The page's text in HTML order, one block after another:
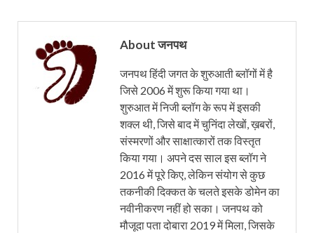
About जनपथ
जनपथ हिंदी जगत के शुरुआती ब्लॉगों में है
जिसे 2006 में शुरू किया गया था।
शुरुआत में निजी ब्लॉग के रूप में इसकी
शक्ल थी, जिसे बाद में चुनिंदा लेखों, ख़बरों,
संस्मरणों और साक्षात्कारों तक विस्तृत
किया गया। अपने दस साल इस ब्लॉग ने
2016 में पूरे किए, लेकिन संयोग से कुछ
तकनीकी दिक्कत के चलते इसके डोमेन का
नवीनीकरण नहीं हो सका। जनपथ को
मौजूदा पता दोबारा 2019 में मिला, जिसके